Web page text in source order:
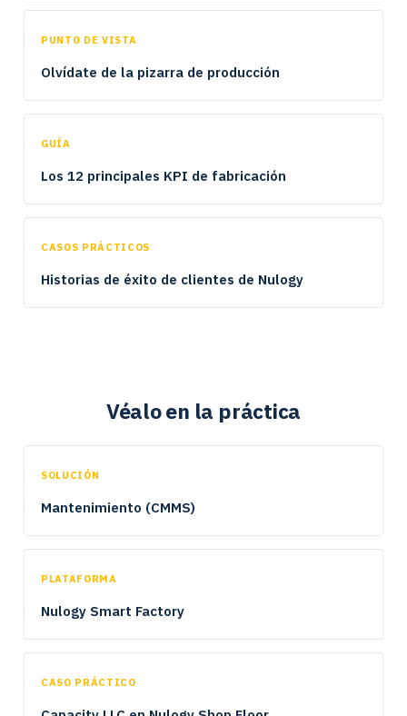
PUNTO DE VISTA
Olvídate de la pizarra de producción
GUÍA
Los 12 principales KPI de fabricación
CASOS PRÁCTICOS
Historias de éxito de clientes de Nulogy
Véalo en la práctica
SOLUCIÓN
Mantenimiento (CMMS)
PLATAFORMA
Nulogy Smart Factory
CASO PRÁCTICO